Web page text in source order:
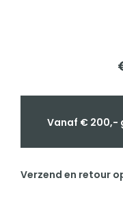
Vanaf € 200,-
Verzend en retour